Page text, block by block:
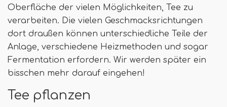
Oberfläche der vielen Möglichkeiten, Tee zu
verarbeiten. Die vielen Geschmacksrichtungen
dort draußen können unterschiedliche Teile der
Anlage, verschiedene Heizmethoden und sogar
Fermentation erfordern. Wir werden später ein
bisschen mehr darauf eingehen!
Tee pflanzen